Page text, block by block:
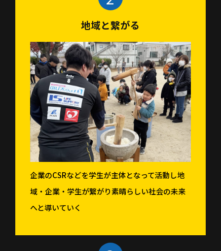
地域と繋がる
企業のCSRなどを学生が主体となって活動し地
域・企業・学生が繋がり素晴らしい社会の未来
へと導いていく